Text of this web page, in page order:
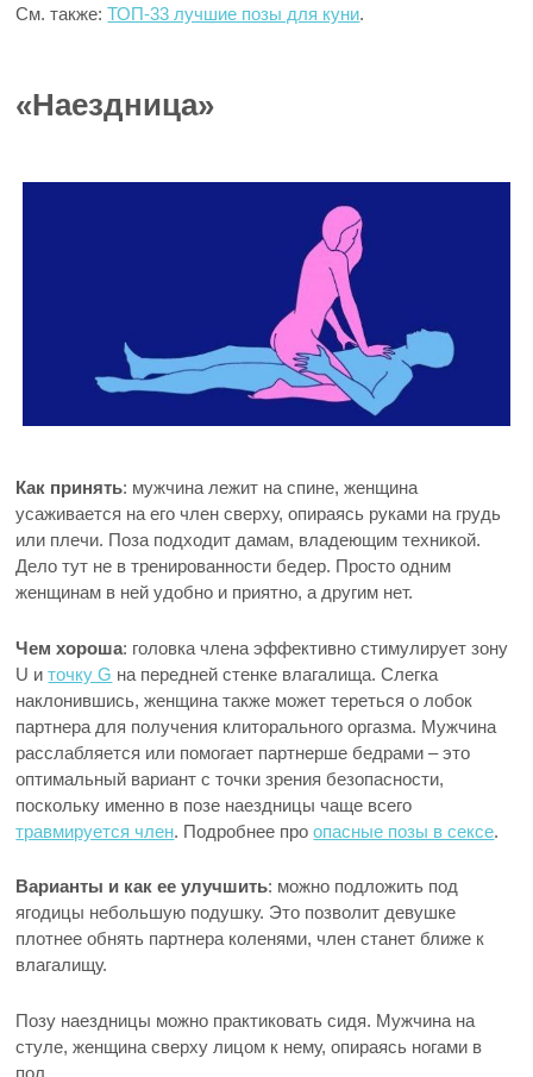
См. также:ТОП-33 лучшие позы для куни.
«Наездница»
Как принять: мужчина лежит на спине, женщина
усаживается на его член сверху, опираясь руками на грудь
или плечи. Поза подходит дамам, владеющим техникой.
Дело тут не в тренированности бедер. Просто одним
женщинам в ней удобно и приятно, а другим нет.
Чем хороша: головка члена эффективно стимулирует зону
U иточку G на передней стенке влагалища. Слегка
наклонившись, женщина также может тереться о лобок
партнера для получения клиторального оргазма. Мужчина
расслабляется или помогает партнерше бедрами – это
оптимальный вариант с точки зрения безопасности,
поскольку именно в позе наездницы чаще всего
травмируется член. Подробнее проопасные позы в сексе.
Варианты и как ее улучшить: можно подложить под
ягодицы небольшую подушку. Это позволит девушке
плотнее обнять партнера коленями, член станет ближе к
влагалищу.
Позу наездницы можно практиковать сидя. Мужчина на
стуле, женщина сверху лицом к нему, опираясь ногами в
пол.